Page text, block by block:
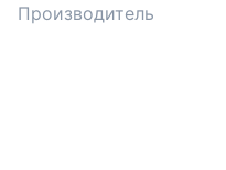
Производитель